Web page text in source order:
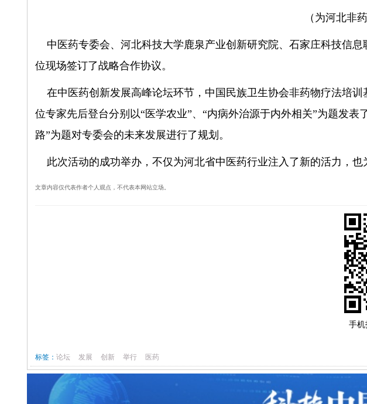
（为河北非
中医药专委会、河北科技大学鹿泉产业创新研究院、石家庄科技信
位现场签订了战略合作协议。
在中医药创新发展高峰论坛环节，中国民族卫生协会非药物疗法培
位专家先后登台分别以“医学农业”、“内病外治源于内外相关”为题发
路”为题对专委会的未来发展进行了规划。
此次活动的成功举办，不仅为河北省中医药行业注入了新的活力，也
文章内容仅代表作者个人观点，不代表本网站立场。
手机
标签： 论坛 发展 创新 举行 医药